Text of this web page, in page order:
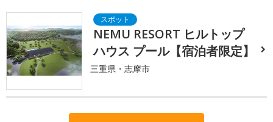
NEMU RESORT ヒルトップ
ハウス プール【宿泊者限定】
三重県・志摩市